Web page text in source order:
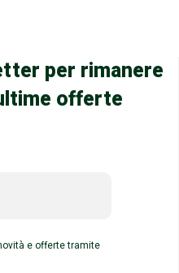
per rimanere
offerte
e offerte tramite